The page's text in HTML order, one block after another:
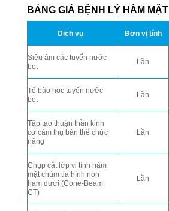
BẢNG GIÁ BỆNH LÝ HÀM MẶT
Dịch vụ Đơn vị tính
Siêu âm các tuyến nước
bọt
Lần
Tế bào học tuyến nước
bọt
Lần
Tập tạo thuận thần kinh
cơ cảm thụ bản thể chức
năng
Lần
Chụp cắt lớp vi tính hàm
mặt chùm tia hình nón
hàm dưới (Cone-Beam
CT)
Lần